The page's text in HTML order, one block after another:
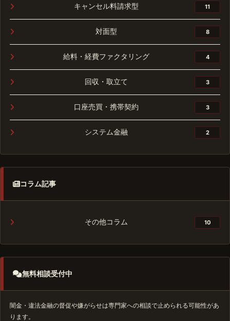
キャンセル料請求型 11
対面型 8
給料・経費ファクタリング 4
回収・取立て 3
口座売買・携帯契約 3
システム金融 2
コラム記事
その他コラム 10
無料相談受付中
闇金・違法金融の督促や嫌がらせは専門家への相談で止められる可能性があ
ります。